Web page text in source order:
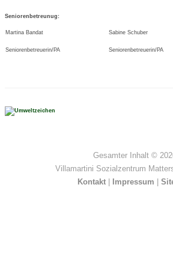
Seniorenbetreunug:
Martina Bandat Sabine Schuber
Seniorenbetreuerin/PA Seniorenbetreuerin/PA
Gesamter Inhalt ©
Villamartini Sozialzentrum
Kontakt | Impressum |